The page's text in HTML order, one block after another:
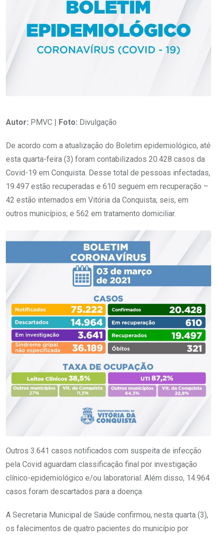
Autor: PMVC | Foto: Divulgação
De acordo com a atualização do Boletim epidemiológico, até
esta quarta-feira (3) foram contabilizados 20.428 casos da
Covid-19 em Conquista. Desse total de pessoas infectadas,
19.497 estão recuperadas e 610 seguem em recuperação –
42 estão internados em Vitória da Conquista; seis, em
outros municípios; e 562 em tratamento domiciliar.
Outros 3.641 casos notificados com suspeita de infecção
pela Covid aguardam classificação final por investigação
clínico-epidemiológico e/ou laboratorial. Além disso, 14.964
casos foram descartados para a doença.
A Secretaria Municipal de Saúde confirmou, nesta quarta (3),
os falecimentos de quatro pacientes do município por